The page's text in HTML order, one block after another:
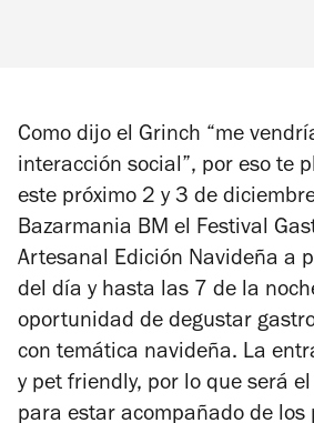
Como dijo el Grinch “me
interacción social”, por eso te
este próximo 2 y 3 de
Bazarmania BM el Festival
Artesanal Edición Navideña a
del día y hasta las 7 de la
oportunidad de degustar
con temática navideña. La
y pet friendly, por lo que será
para estar acompañado de los